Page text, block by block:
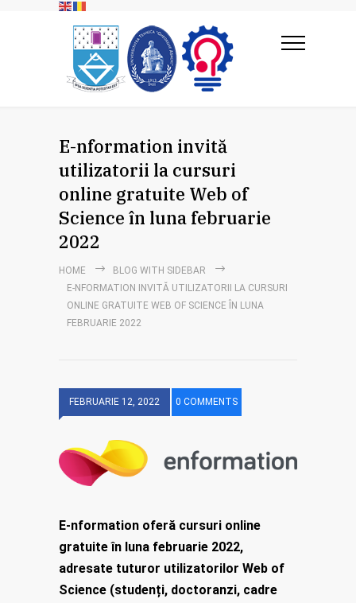
E-nformation invită
utilizatorii la cursuri
online gratuite Web of
Science în luna februarie
2022
HOME
BLOG WITH SIDEBAR
E-NFORMATION INVITĂ UTILIZATORII LA CURSURI
ONLINE GRATUITE WEB OF SCIENCE ÎN LUNA
FEBRUARIE 2022
FEBRUARIE 12, 2022 0 COMMENTS
E-nformation oferă cursuri online
gratuite în luna februarie 2022,
adresate tuturor utilizatorilor Web of
Science (studenți, doctoranzi, cadre